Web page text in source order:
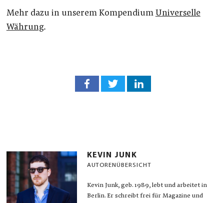
Mehr dazu in unserem Kompendium Universelle
Währung.
KEVIN JUNK
AUTORENÜBERSICHT
Kevin Junk, geb. 1989, lebt und arbeitet in
Berlin. Er schreibt frei für Magazine und